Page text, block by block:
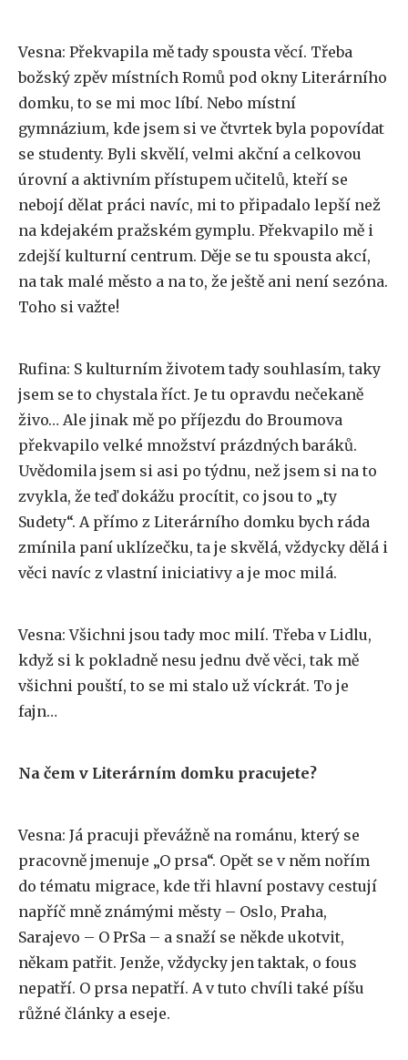
Vesna: Překvapila mě tady spousta věcí. Třeba
božský zpěv místních Romů pod okny Literárního
domku, to se mi moc líbí. Nebo místní
gymnázium, kde jsem si ve čtvrtek byla popovídat
se studenty. Byli skvělí, velmi akční a celkovou
úrovní a aktivním přístupem učitelů, kteří se
nebojí dělat práci navíc, mi to připadalo lepší než
na kdejakém pražském gymplu. Překvapilo mě i
zdejší kulturní centrum. Děje se tu spousta akcí,
na tak malé město a na to, že ještě ani není sezóna.
Toho si važte!
Rufina: S kulturním životem tady souhlasím, taky
jsem se to chystala říct. Je tu opravdu nečekaně
živo… Ale jinak mě po příjezdu do Broumova
překvapilo velké množství prázdných baráků.
Uvědomila jsem si asi po týdnu, než jsem si na to
zvykla, že teď dokážu procítit, co jsou to „ty
Sudety“. A přímo z Literárního domku bych ráda
zmínila paní uklízečku, ta je skvělá, vždycky dělá i
věci navíc z vlastní iniciativy a je moc milá.
Vesna: Všichni jsou tady moc milí. Třeba v Lidlu,
když si k pokladně nesu jednu dvě věci, tak mě
všichni pouští, to se mi stalo už víckrát. To je
fajn…
Na čem v Literárním domku pracujete?
Vesna: Já pracuji převážně na románu, který se
pracovně jmenuje „O prsa“. Opět se v něm nořím
do tématu migrace, kde tři hlavní postavy cestují
napříč mně známými městy – Oslo, Praha,
Sarajevo – O PrSa – a snaží se někde ukotvit,
někam patřit. Jenže, vždycky jen taktak, o fous
nepatří. O prsa nepatří. A v tuto chvíli také píšu
růžné články a eseje.